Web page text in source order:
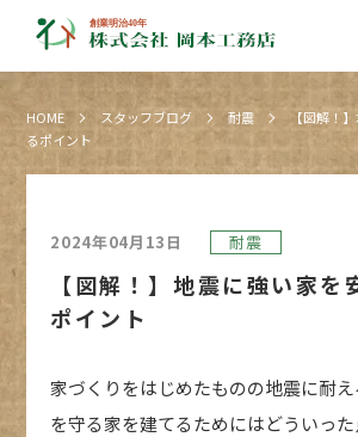
HOME スタッフブログ 耐震
【図解！
るポイント
2024年04月13日 耐震
【図解！】地震に強い家を
ポイント
家づくりをはじめたものの地震に耐
を守る家を建てるためにはどういっ